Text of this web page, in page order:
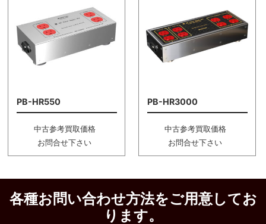
PB-HR550
中古参考買取価格
お問合せ下さい
PB-HR3000
中古参考買取価格
お問合せ下さい
各種お問い合わせ方法をご用意してお
ります。